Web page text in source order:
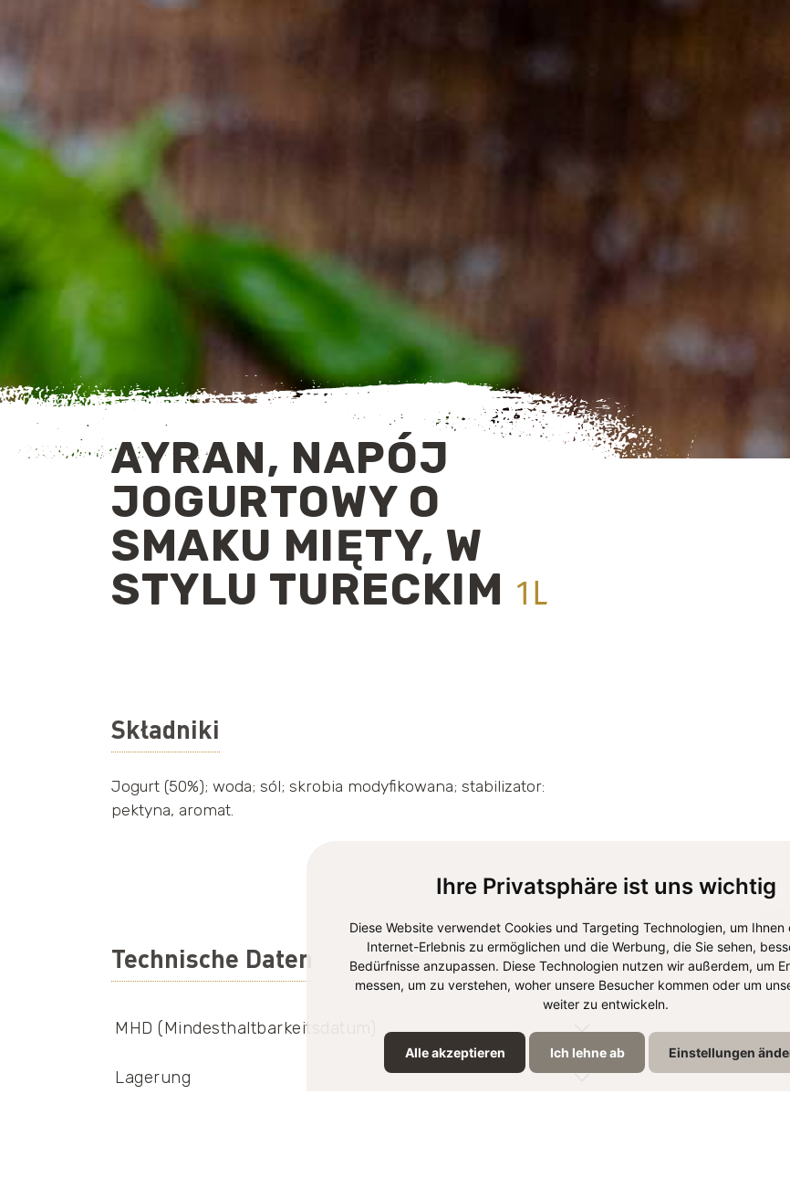
Ihre Privatsphäre ist uns wichtig
Diese Website verwendet Cookies und Targeting Technologien, um Ihnen
Internet-Erlebnis zu ermöglichen und die Werbung, die Sie sehen,
Bedürfnisse anzupassen. Diese Technologien nutzen wir außerdem, um
messen, um zu verstehen, woher unsere Besucher kommen oder um
weiter zu entwickeln.
Alle akzeptieren Ich lehne ab Einstellungen
AYRAN, NAPÓJ
JOGURTOWY O
SMAKU MIĘTY, W
STYLU TURECKIM 1L
Składniki
Jogurt (50%); woda; sól; skrobia modyfikowana; stabilizator:
pektyna, aromat.
Technische Daten
MHD (Mindesthaltbarkeitsdatum)
Lagerung